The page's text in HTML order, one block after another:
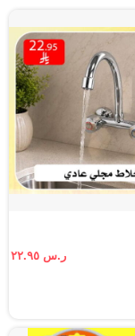
ر.س ٢٢.٩٥